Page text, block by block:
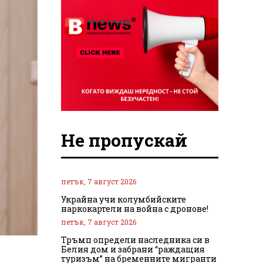
Не пропускай
петък, 7 август 2026
Украйна учи колумбийските
наркокартели на война с дронове!
петък, 7 август 2026
Тръмп определи наследника си в
Белия дом и забрани “раждащия
туризъм” на бременните мигранти